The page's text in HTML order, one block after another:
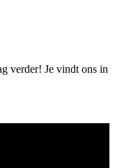
verder! Je vindt ons in